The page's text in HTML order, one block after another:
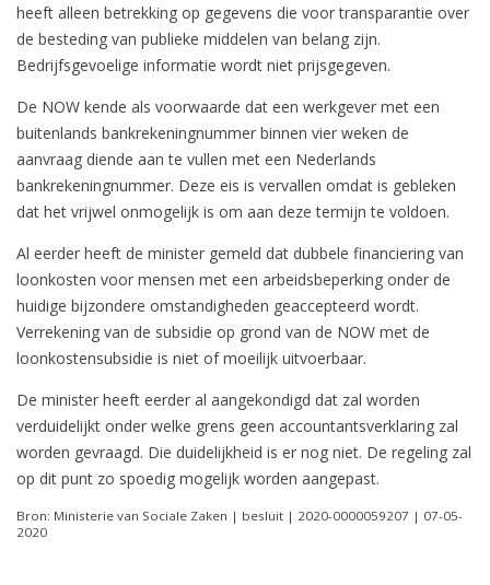
heeft alleen betrekking op gegevens die voor transparantie over
de besteding van publieke middelen van belang zijn.
Bedrijfsgevoelige informatie wordt niet prijsgegeven.
De NOW kende als voorwaarde dat een werkgever met een
buitenlands bankrekeningnummer binnen vier weken de
aanvraag diende aan te vullen met een Nederlands
bankrekeningnummer. Deze eis is vervallen omdat is gebleken
dat het vrijwel onmogelijk is om aan deze termijn te voldoen.
Al eerder heeft de minister gemeld dat dubbele financiering van
loonkosten voor mensen met een arbeidsbeperking onder de
huidige bijzondere omstandigheden geaccepteerd wordt.
Verrekening van de subsidie op grond van de NOW met de
loonkostensubsidie is niet of moeilijk uitvoerbaar.
De minister heeft eerder al aangekondigd dat zal worden
verduidelijkt onder welke grens geen accountantsverklaring zal
worden gevraagd. Die duidelijkheid is er nog niet. De regeling zal
op dit punt zo spoedig mogelijk worden aangepast.
Bron: Ministerie van Sociale Zaken | besluit | 2020-0000059207 | 07-05-
2020